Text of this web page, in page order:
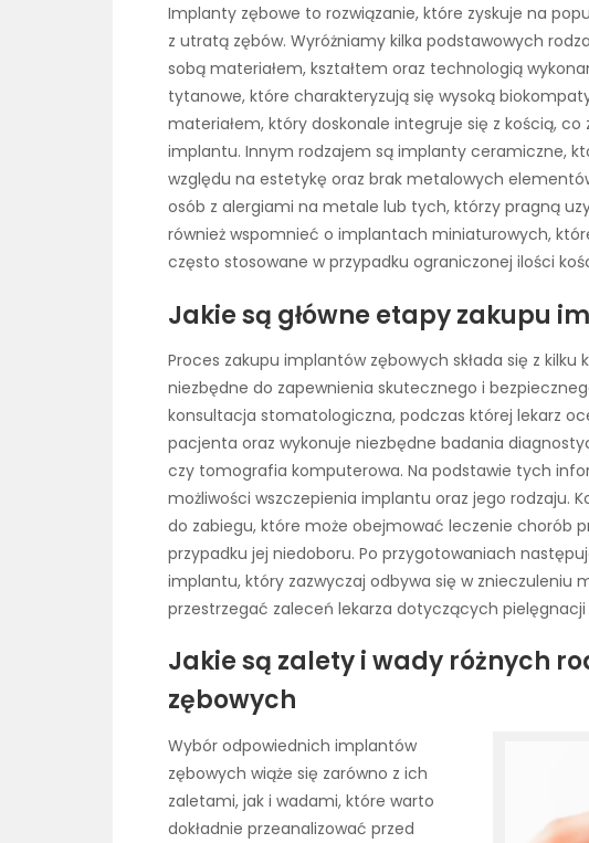
Implanty zębowe to rozwiązanie, które zyskuje na
z utratą zębów. Wyróżniamy kilka podstawowych
sobą materiałem, kształtem oraz technologią
tytanowe, które charakteryzują się wysoką
materiałem, który doskonale integruje się z kością,
implantu. Innym rodzajem są implanty ceramiczne,
względu na estetykę oraz brak metalowych
osób z alergiami na metale lub tych, którzy pragną
również wspomnieć o implantach miniaturowych,
często stosowane w przypadku ograniczonej ilości
Jakie są główne etapy zakupu
Proces zakupu implantów zębowych składa się z
niezbędne do zapewnienia skutecznego i
konsultacja stomatologiczna, podczas której lekarz
pacjenta oraz wykonuje niezbędne badania
czy tomografia komputerowa. Na podstawie tych
możliwości wszczepienia implantu oraz jego rodzaju.
do zabiegu, które może obejmować leczenie chorób
przypadku jej niedoboru. Po przygotowaniach
implantu, który zazwyczaj odbywa się w znieczuleniu
przestrzegać zaleceń lekarza dotyczących
Jakie są zalety i wady różnych
zębowych
Wybór odpowiednich implantów
zębowych wiąże się zarówno z ich
zaletami, jak i wadami, które warto
dokładnie przeanalizować przed